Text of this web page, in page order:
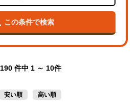
この条件で検索
190 件中 1 ～ 10件
安い順 高い順